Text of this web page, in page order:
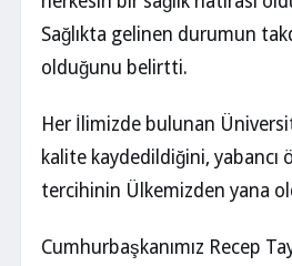
Sağlıkta gelinen durumun
olduğunu belirtti.
Her İlimizde bulunan
kalite kaydedildiğini, yabancı
tercihinin Ülkemizden yana
Cumhurbaşkanımız Recep